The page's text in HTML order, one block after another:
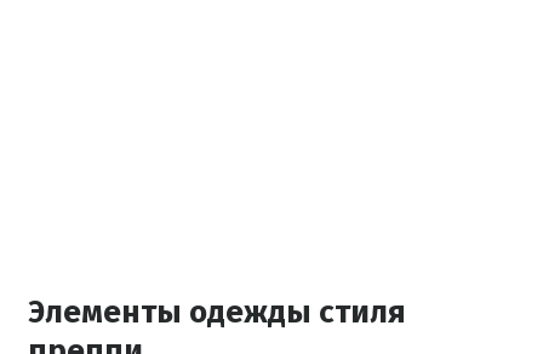
Элементы одежды стиля